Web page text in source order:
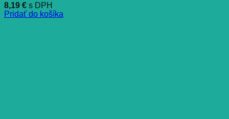
8,19 € s DPH
Pridať do košíka